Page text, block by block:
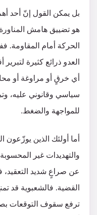
بل يمكن القول إنّ أحد
هو تضييق هامش
الحركة أمام المقاومة.
العدو ذرائع كثيرة لتبرير
أي خرقٍ أو مراوغة أو
سياسي وقانوني عليه،
للمواجهة والضغط.
أما أولئك الذين يوزّعون
والتهديدات غير
عن صراعٍ شديد التعقيد،
القضية. فالشعبوية قد
ترفع سقوف التوقعات